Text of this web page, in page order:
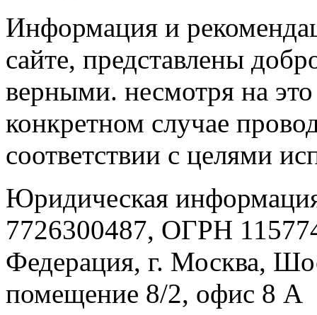
Информация и
сайте, представлены
верными. несмотря на
конкретном случае
соответствии с целями
Юридическая
7726300487, ОГРН
Федерация, г. Москва,
помещение 8/2, офис 8 А